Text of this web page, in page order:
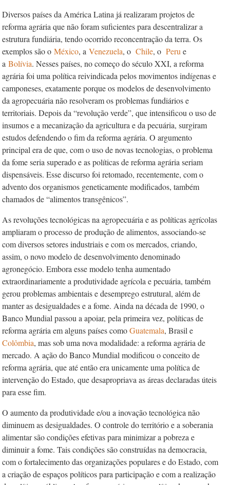
Diversos países da América Latina já realizaram projetos de
reforma agrária que não foram suficientes para descentralizar a
estrutura fundiária, tendo ocorrido reconcentração da terra. Os
exemplos são o México, a Venezuela, o Chile, o Peru e
a Bolívia. Nesses países, no começo do século XXI, a reforma
agrária foi uma política reivindicada pelos movimentos indígenas e
camponeses, exatamente porque os modelos de desenvolvimento
da agropecuária não resolveram os problemas fundiários e
territoriais. Depois da “revolução verde”, que intensificou o uso de
insumos e a mecanização da agricultura e da pecuá­ria, surgiram
estudos defendendo o fim da reforma agrária. O argumento
principal era de que, com o uso de novas tecnologias, o problema
da fome seria superado e as políticas de reforma agrária seriam
dispensáveis. Esse discurso foi retomado, recentemente, com o
advento dos organismos geneticamente modificados, também
chamados de “alimentos transgênicos”.
As revoluções tecnológicas na agropecuária e as políticas agrícolas
ampliaram o processo de produção de alimentos, associando-se
com diversos setores industriais e com os mercados, criando,
assim, o novo modelo de desenvolvimento denominado
agronegócio. Embora esse modelo tenha aumentado
extraordinariamente a produtividade agrícola e pecuária, também
gerou problemas ambientais e desemprego estrutural, além de
manter as desigualdades e a fome. Ainda na década de 1990, o
Banco Mundial passou a apoiar, pela primeira vez, políticas de
reforma agrária em alguns países comoGuatemala, Brasil e
Colômbia, mas sob uma nova modalidade: a reforma agrária de
mercado. A ação do Banco Mundial modificou o conceito de
reforma agrária, que até então era unicamente uma política de
intervenção do Estado, que desapropriava as áreas declaradas úteis
para esse fim.
O aumento da produtividade e/ou a inovação tecnológica não
diminuem as desigualdades. O controle do território e a soberania
alimentar são condições efetivas para minimizar a pobreza e
diminuir a fome. Tais condições são construídas na democracia,
com o fortalecimento das organizações populares e do Estado, com
a criação de espaços políticos para participação e com a realização